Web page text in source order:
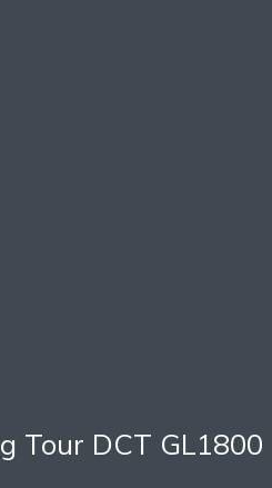
Tour DCT GL1800